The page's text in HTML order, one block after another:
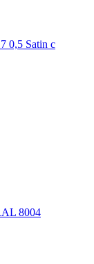
0,5 Satin с
8004